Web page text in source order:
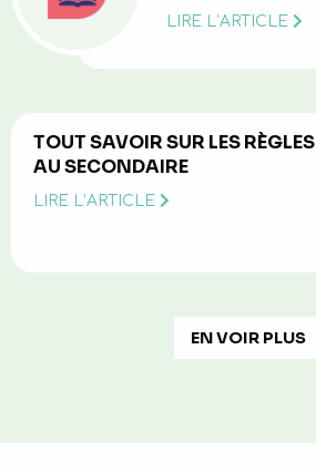
LIRE L’ARTICLE
TOUT SAVOIR SUR LES RÈGLES
AU SECONDAIRE
LIRE L’ARTICLE
EN VOIR PLUS